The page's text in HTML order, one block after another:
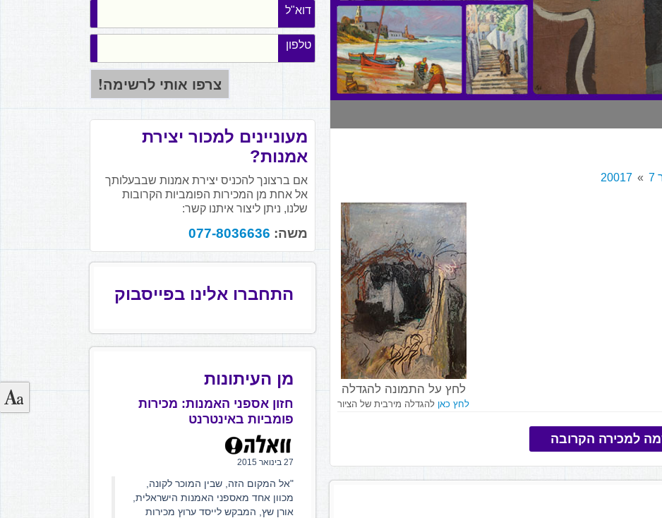
20017
לחץ על התמונה להגדלה
לחץ כאן להגדלה מירבית של הציור
למכירה הקרובה
דוא"ל
טלפון
מעוניינים למכור יצירת
אמנות?
אם ברצונך להכניס יצירת אמנות שבבעלותך
אל אחת מן המכירות הפומביות הקרובות
שלנו, ניתן ליצור איתנו קשר:
משה: 077-8036636
התחברו אלינו בפייסבוק
מן העיתונות
חזון אספני האמנות: מכירות
פומביות באינטרנט
27 בינואר 2015
"אל המקום הזה, שבין המוכר לקונה,
מכוון אחד מאספני האמנות הישראלית,
אורן שץ, המבקש לייסד ערוץ מכירות